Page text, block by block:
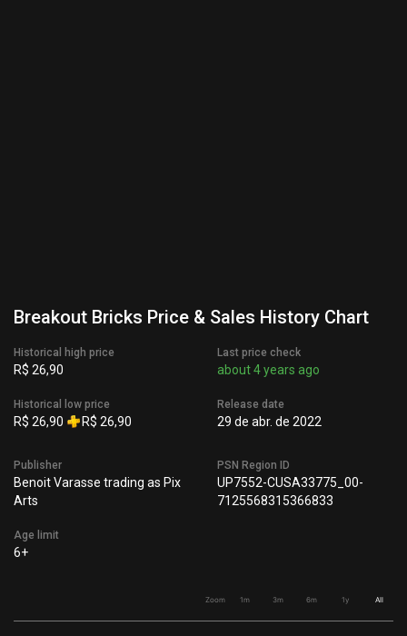
Breakout Bricks Price & Sales History Chart
Historical high price
R$ 26,90
Historical low price
R$ 26,90 R$ 26,90
Last price check
about 4 years ago
Release date
29 de abr. de 2022
Publisher
Benoit Varasse trading as Pix
Arts
Age limit
6+
PSN Region ID
UP7552-CUSA33775_00-
7125568315366833
Zoom 1m 3m 6m 1y All